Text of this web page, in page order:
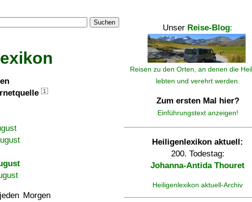
Suchen
1
jeden Morgen
Unser Reise-Blog:
Reisen zu den Orten, an denen die
lebten und verehrt werden.
Zum ersten Mal hier?
Einführungstext anzeigen!
Heiligenlexikon aktuell:
200. Todestag:
Johanna-Antida Thouret
Heiligenlexikon aktuell-Archiv